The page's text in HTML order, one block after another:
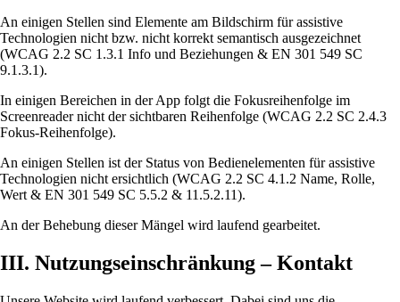
An einigen Stellen sind Elemente am Bildschirm für assistive
Technologien nicht bzw. nicht korrekt semantisch ausgezeichnet
(WCAG 2.2 SC 1.3.1 Info und Beziehungen & EN 301 549 SC
9.1.3.1).
In einigen Bereichen in der App folgt die Fokusreihenfolge im
Screenreader nicht der sichtbaren Reihenfolge (WCAG 2.2 SC 2.4.3
Fokus-Reihenfolge).
An einigen Stellen ist der Status von Bedienelementen für assistive
Technologien nicht ersichtlich (WCAG 2.2 SC 4.1.2 Name, Rolle,
Wert & EN 301 549 SC 5.5.2 & 11.5.2.11).
An der Behebung dieser Mängel wird laufend gearbeitet.
III. Nutzungseinschränkung – Kontakt